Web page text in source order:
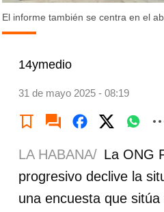
El informe también se centra en el
14ymedio
31 de mayo 2025 - 08:19
LA HABANA/ La ONG
progresivo declive la
una encuesta que